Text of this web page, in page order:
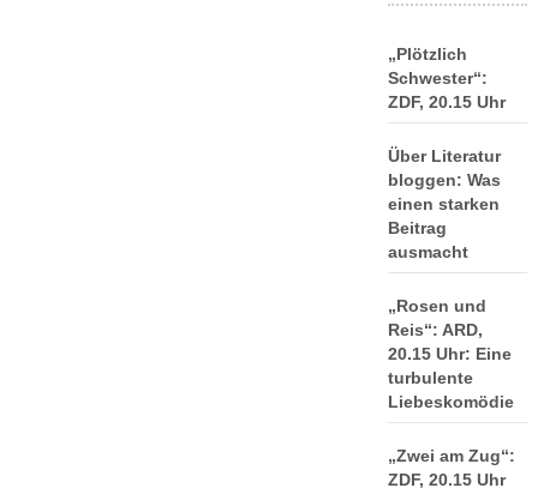
„Plötzlich
Schwester“:
ZDF, 20.15 Uhr
Über Literatur
bloggen: Was
einen starken
Beitrag
ausmacht
„Rosen und
Reis“: ARD,
20.15 Uhr: Eine
turbulente
Liebeskomödie
„Zwei am Zug“:
ZDF, 20.15 Uhr